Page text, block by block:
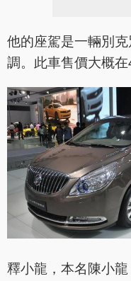
他的座駕是一輛別
調。此車售價大概在
釋小龍，本名陳小